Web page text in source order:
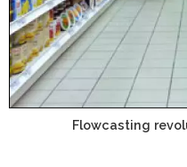
Flowcasting